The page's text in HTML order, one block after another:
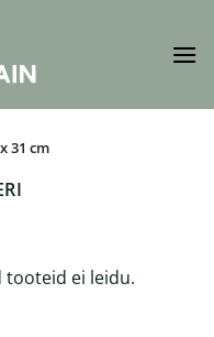
31 cm
tooteid ei leidu.